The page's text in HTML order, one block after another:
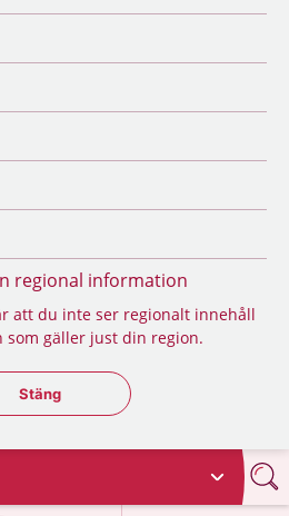
regional information
att du inte ser regionalt innehåll
gäller just din region.
Stäng regionsväljaren
Stäng
på 1177.se